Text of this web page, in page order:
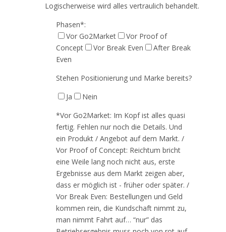
Logischerweise wird alles vertraulich behandelt.
Phasen*:
Vor Go2Market
Vor Proof of
Concept
Vor Break Even
After Break
Even
Stehen Positionierung und Marke bereits?
Ja
Nein
*Vor Go2Market: Im Kopf ist alles quasi
fertig. Fehlen nur noch die Details. Und
ein Produkt / Angebot auf dem Markt. /
Vor Proof of Concept: Reichtum bricht
eine Weile lang noch nicht aus, erste
Ergebnisse aus dem Markt zeigen aber,
dass er möglich ist - früher oder später. /
Vor Break Even: Bestellungen und Geld
kommen rein, die Kundschaft nimmt zu,
man nimmt Fahrt auf… “nur” das